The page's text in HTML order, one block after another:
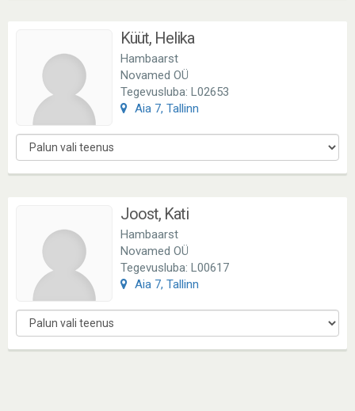
Küüt, Helika
Hambaarst
Novamed OÜ
Tegevusluba: L02653
Aia 7, Tallinn
Joost, Kati
Hambaarst
Novamed OÜ
Tegevusluba: L00617
Aia 7, Tallinn